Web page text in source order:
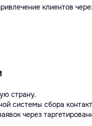
клиентов
страну.
системы сбора
через